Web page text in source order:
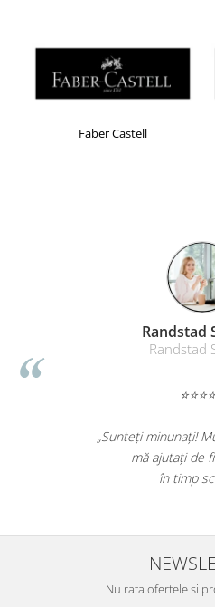
Accesorii prezentare
Table magnetice (whiteboard-uri)
Gadgeturi mobile
Ceasuri smart - Smartwatch
Baterii externe - Powerbanks
Accesorii localizare (FindMy)
Standuri PC si suporturi
Faber Castell
Randstad
Randstad
„Sunteți minunați!
mă ajutați de
în timp
Nu rata ofertele si